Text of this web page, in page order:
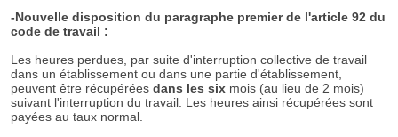
-Nouvelle disposition du paragraphe premier de l'article 92 du
code de travail :
Les heures perdues, par suite d'interruption collective de travail
dans un établissement ou dans une partie d'établissement,
peuvent être récupérées dans les six mois (au lieu de 2 mois)
suivant l'interruption du travail. Les heures ainsi récupérées sont
payées au taux normal.